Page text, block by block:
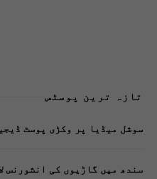
تازہ ترین پوسٹس
سوشل میڈیا پر وکڑی پوسٹ
سندھ میں گاڑیوں کی انشورنس